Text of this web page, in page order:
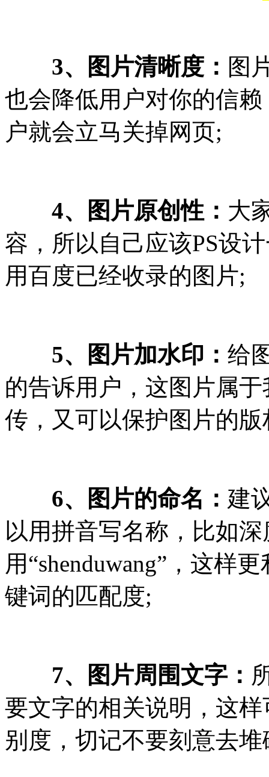
3、图片清晰度： 图
也会降低用户对你的信
户就会立马关掉网页;
4、图片原创性： 大
容，所以自己应该PS设
用百度已经收录的图片;
5、图片加水印： 给
的告诉用户，这图片属
传，又可以保护图片的版
6、图片的命名： 建
以用拼音写名称，比如
用“shenduwang”，这样
键词的匹配度;
7、图片周围文字：
要文字的相关说明，这
别度，切记不要刻意去